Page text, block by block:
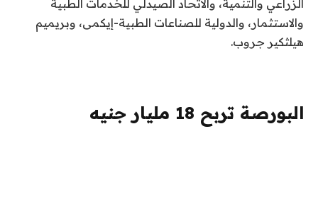
الزراعي والتنمية، والاتحاد الصيدلي للخدمات الطبية
والاستثمار، والدولية للصناعات الطبية-إيكمى، وبريميم
هيلثكير جروب.
البورصة تربح 18 مليار جنيه